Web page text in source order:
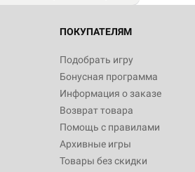
ПОКУПАТЕЛЯМ
Подобрать игру
Бонусная программа
Информация о заказе
Возврат товара
Помощь с правилами
Архивные игры
Товары без скидки